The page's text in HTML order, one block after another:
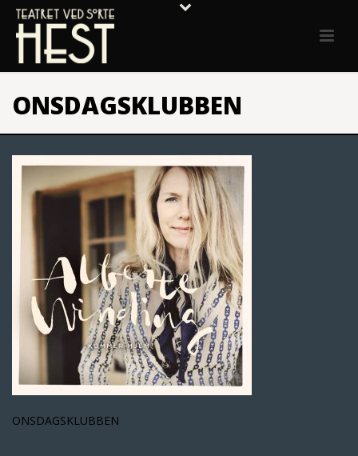
ONSDAGSKLUBBEN
ONSDAGSKLUBBEN